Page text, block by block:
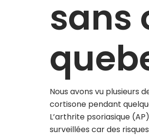
sans
Nous avons vu plusieurs
cortisone pendant
L’arthrite psoriasique
surveillées car des